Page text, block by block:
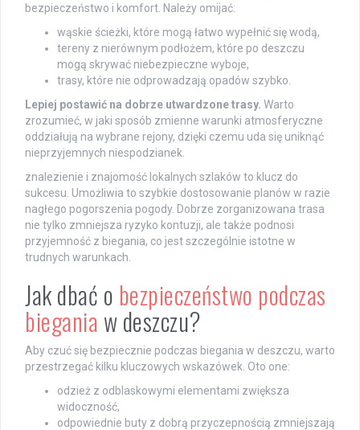
bezpieczeństwo i komfort. Należy omijać:
wąskie ścieżki, które mogą łatwo wypełnić się wodą,
tereny z nierównym podłożem, które po deszczu
mogą skrywać niebezpieczne wyboje,
trasy, które nie odprowadzają opadów szybko.
Lepiej postawić na dobrze utwardzone trasy. Warto
zrozumieć, w jaki sposób zmienne warunki atmosferyczne
oddziałują na wybrane rejony, dzięki czemu uda się uniknąć
nieprzyjemnych niespodzianek.
znalezienie i znajomość lokalnych szlaków to klucz do
sukcesu. Umożliwia to szybkie dostosowanie planów w razie
nagłego pogorszenia pogody. Dobrze zorganizowana trasa
nie tylko zmniejsza ryzyko kontuzji, ale także podnosi
przyjemność z biegania, co jest szczególnie istotne w
trudnych warunkach.
Jak dbać o bezpieczeństwo podczas
biegania w deszczu?
Aby czuć się bezpiecznie podczas biegania w deszczu, warto
przestrzegać kilku kluczowych wskazówek. Oto one:
odzież z odblaskowymi elementami zwiększa
widoczność,
odpowiednie buty z dobrą przyczepnością zmniejszają